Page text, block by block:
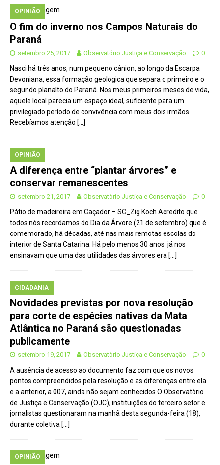
OPINIÃO
O fim do inverno nos Campos Naturais do
Paraná
setembro 25, 2017 Observatório Justiça e Conservação 0
Nasci há três anos, num pequeno cânion, ao longo da Escarpa
Devoniana, essa formação geológica que separa o primeiro e o
segundo planalto do Paraná. Nos meus primeiros meses de vida,
aquele local parecia um espaço ideal, suficiente para um
privilegiado período de convivência com meus dois irmãos.
Recebíamos atenção […]
OPINIÃO
A diferença entre “plantar árvores” e
conservar remanescentes
setembro 21, 2017 Observatório Justiça e Conservação 0
Pátio de madeireira em Caçador – SC_Zig Koch Acredito que
todos nós recordamos do Dia da Árvore (21 de setembro) que é
comemorado, há décadas, até nas mais remotas escolas do
interior de Santa Catarina. Há pelo menos 30 anos, já nos
ensinavam que uma das utilidades das árvores era […]
CIDADANIA
Novidades previstas por nova resolução
para corte de espécies nativas da Mata
Atlântica no Paraná são questionadas
publicamente
setembro 19, 2017 Observatório Justiça e Conservação 0
A ausência de acesso ao documento faz com que os novos
pontos compreendidos pela resolução e as diferenças entre ela
e a anterior, a 007, ainda não sejam conhecidos O Observatório
de Justiça e Conservação (OJC), instituições do terceiro setor e
jornalistas questionaram na manhã desta segunda-feira (18),
durante coletiva […]
OPINIÃO